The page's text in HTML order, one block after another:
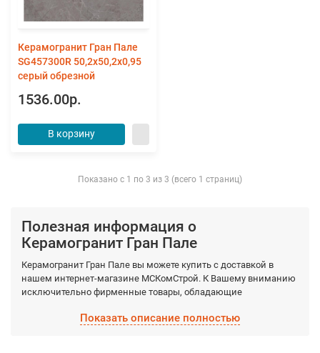
Керамогранит Гран Пале
SG457300R 50,2х50,2х0,95
серый обрезной
1536.00р.
В корзину
Показано с 1 по 3 из 3 (всего 1 страниц)
Полезная информация о
Керамогранит Гран Пале
Керамогранит Гран Пале вы можете купить с доставкой в
нашем интернет-магазине МСКомСтрой. К Вашему вниманию
исключительно фирменные товары, обладающие
фабрично из качественных материалов. Выберите
Показать описание полностью